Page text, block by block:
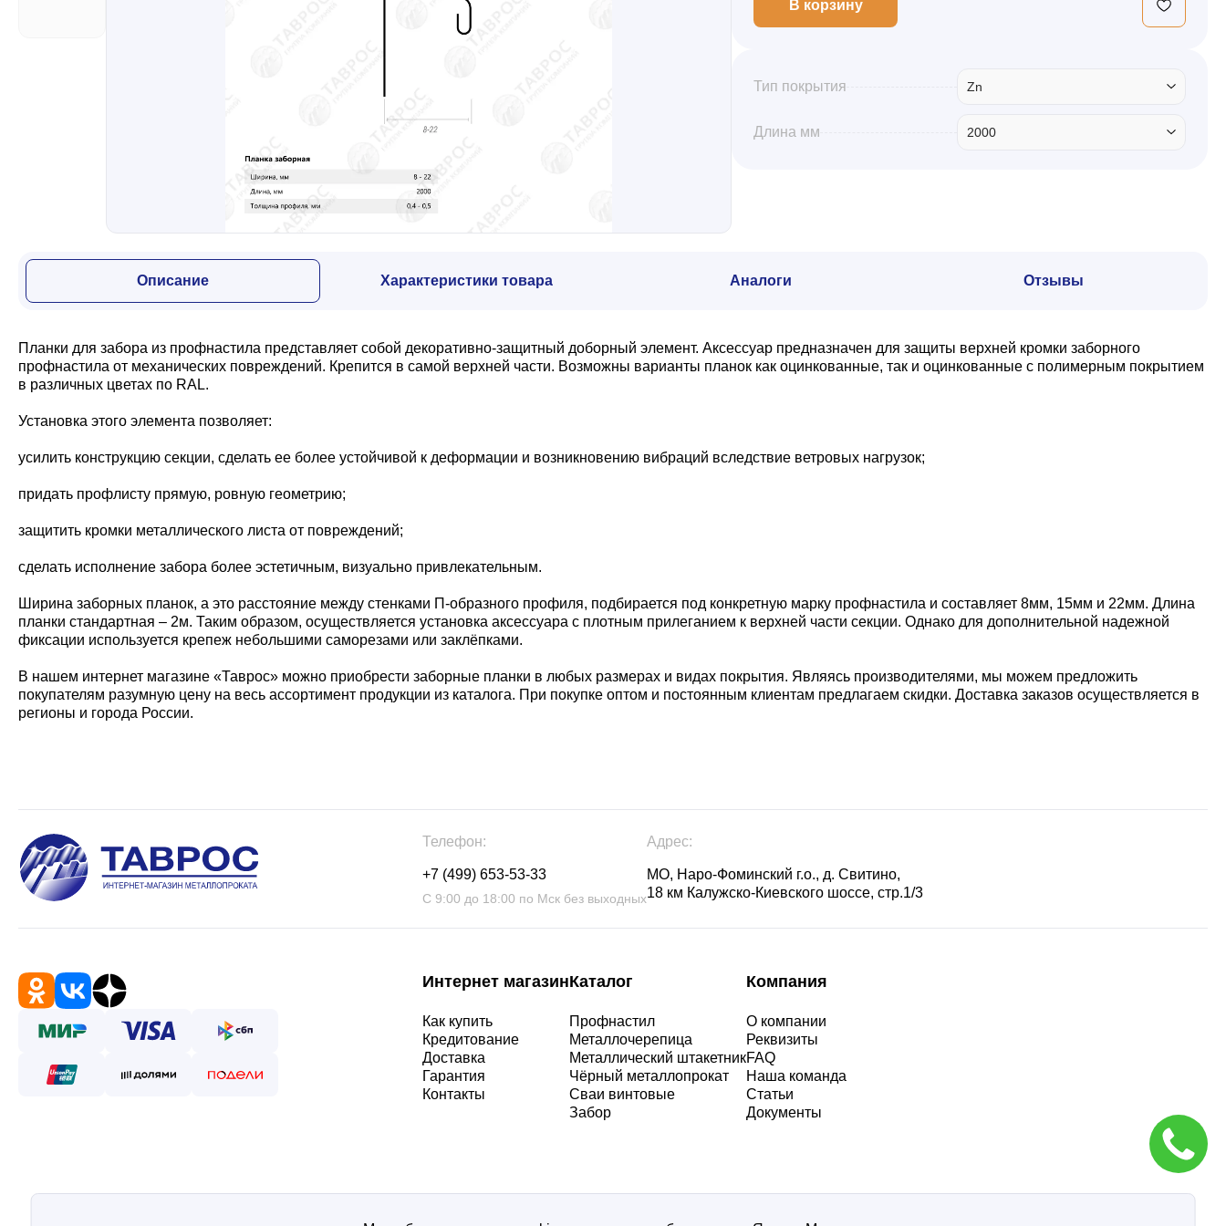
Водосточная система
Профили для гипсокартона
Дача и сад
Другие товары
В корзину
Тип покрытия Zn
Длина мм 2000
Описание Характеристики товара Аналоги Отзывы
Планки для забора из профнастила представляет собой декоративно-защитный доборный элемент. Аксессуар предназначен для защиты верхней кромки заборного
профнастила от механических повреждений. Крепится в самой верхней части. Возможны варианты планок как оцинкованные, так и оцинкованные с полимерным покрытием
в различных цветах по RAL.
Установка этого элемента позволяет:
усилить конструкцию секции, сделать ее более устойчивой к деформации и возникновению вибраций вследствие ветровых нагрузок;
придать профлисту прямую, ровную геометрию;
защитить кромки металлического листа от повреждений;
сделать исполнение забора более эстетичным, визуально привлекательным.
Ширина заборных планок, а это расстояние между стенками П-образного профиля, подбирается под конкретную марку профнастила и составляет 8мм, 15мм и 22мм. Длина
планки стандартная – 2м. Таким образом, осуществляется установка аксессуара с плотным прилеганием к верхней части секции. Однако для дополнительной надежной
фиксации используется крепеж небольшими саморезами или заклёпками.
В нашем интернет магазине «Таврос» можно приобрести заборные планки в любых размерах и видах покрытия. Являясь производителями, мы можем предложить
покупателям разумную цену на весь ассортимент продукции из каталога. При покупке оптом и постоянным клиентам предлагаем скидки. Доставка заказов осуществляется в
регионы и города России.
Телефон:
+7 (499) 653-53-33
С 9:00 до 18:00 по Мск без выходных
Адрес:
МО, Наро-Фоминский г.о., д. Свитино,
18 км Калужско-Киевского шоссе, стр.1/3
Интернет магазин
Как купить
Кредитование
Доставка
Гарантия
Контакты
Каталог
Профнастил
Металлочерепица
Металлический штакетник
Чёрный металлопрокат
Сваи винтовые
Забор
Компания
О компании
Реквизиты
FAQ
Наша команда
Статьи
Документы